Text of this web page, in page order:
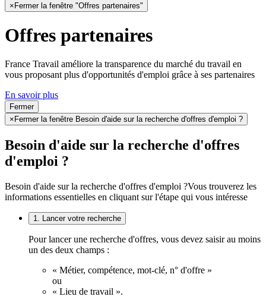
×Fermer la fenêtre "Offres partenaires"
Offres partenaires
France Travail améliore la transparence du marché du travail en
vous proposant plus d'opportunités d'emploi grâce à ses partenaires
En savoir plus
Fermer
× Fermer la fenêtre Besoin d'aide sur la recherche d'offres d'emploi ?
Besoin d'aide sur la recherche d'offres
d'emploi ?
Besoin d'aide sur la recherche d'offres d'emploi ?Vous trouverez les
informations essentielles en cliquant sur l'étape qui vous intéresse
1. Lancer votre recherche
Pour lancer une recherche d'offres, vous devez saisir au moins
un des deux champs :
« Métier, compétence, mot-clé, n° d'offre »
ou
« Lieu de travail ».